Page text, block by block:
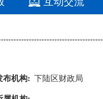
布机构: 下陆区财政局